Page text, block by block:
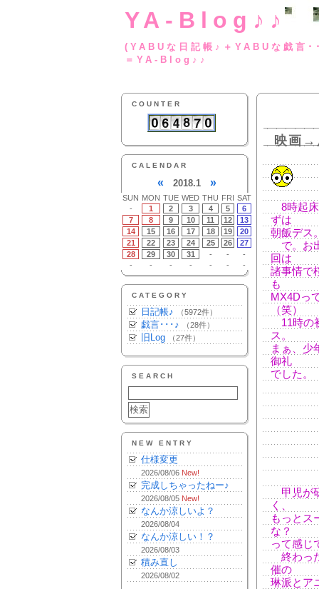
YA-Blog♪♪
(YABUな日記帳♪
＝YA-Blog♪♪
COUNTER
CALENDAR
« 2018.1 »
SUN MON TUE WED THU FRI SAT
-
1 2 3 4 5
6
7
8 9 10 11 12
13
14
15 16 17 18 19
20
21
22 23 24 25 26
27
28
29 30 31 - -
-
-
- - - - - -
CATEGORY
日記帳♪ （5972件）
戯言･･･♪ （28件）
旧Log （27件）
SEARCH
NEW ENTRY
仕様変更
2026/08/06 New!
完成しちゃったねー♪
2026/08/05 New!
なんか涼しいよ？
2026/08/04
なんか涼しい！？
2026/08/03
積み直し
2026/08/02
映画→
8時起床
ずは
朝飯デス
で。お
回は
諸事情で
も
MX4Dっ
（笑）
11時の
ス。
まぁ、少
御礼
でした。
甲児が
く、
もっとス
な？
って感じ
終わっ
催の
琳派とア